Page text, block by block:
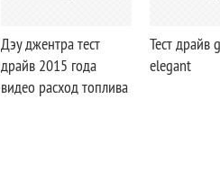
Дэу джентра тест
драйв 2015 года
видео расход топлива
Тест драйв
elegant